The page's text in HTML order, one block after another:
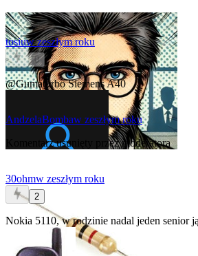
tosiuw zeszłym roku
0
@GumaturboSiemens A40
AndzelaBombaw zeszłym roku
Komentarz usunięty przez moderatora
30ohmw zeszłym roku
2
Nokia 5110, w rodzinie nadal jeden senior